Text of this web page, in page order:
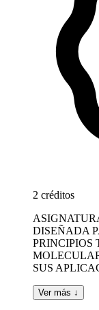
2 créditos
DISEÑADA
PRINCIPIOS
SUS
Ver más ↓